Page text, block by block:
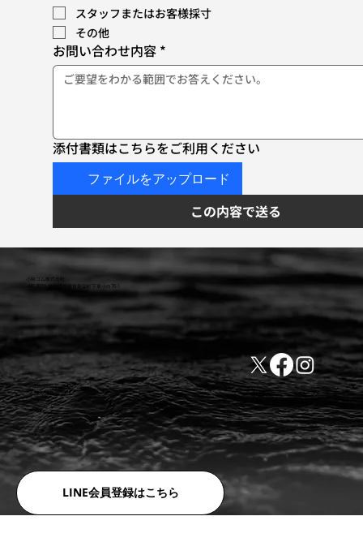
スタッフまたはお客様採寸
その他
お問い合わせ内容 *
添付書類はこちらをご利用ください
ファイルをアップロード
この内容で送る
LINE会員登録はこちら
小林ゴム株式会社
441-8016 愛知県豊橋市新栄町字東小向76-1
TEL:0532-31-4646
FAX:0532-32-6810
​会社概要
​利用規約